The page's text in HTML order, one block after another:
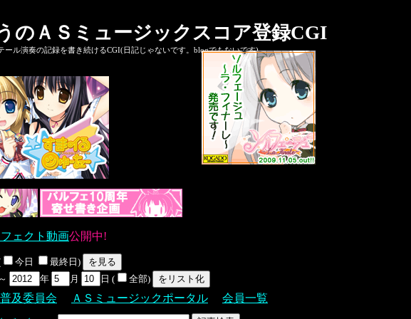
のＡＳミュージックスコア登録CGI
ール演奏の記録を書き続けるCGI(日記じゃないです。blogでもないです)
ェクト動画公開中!
今日
最終日)
年 月 日 ( 全部)
及委員会 ＡＳミュージックポータル 会員一覧